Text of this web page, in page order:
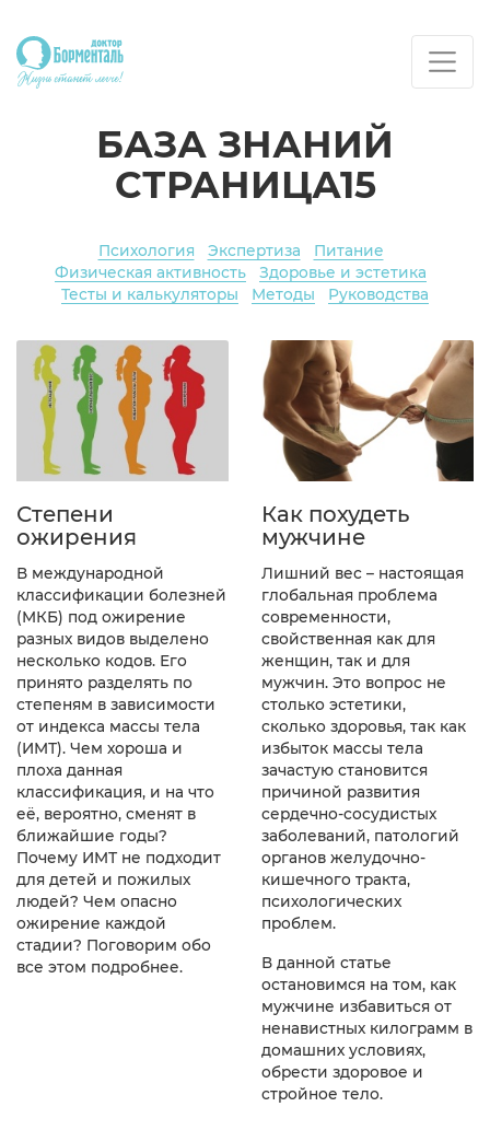
БАЗА ЗНАНИЙ
СТРАНИЦА15
Психология Экспертиза
Питание
Физическая активность
Здоровье и эстетика
Тесты и калькуляторы
Методы Руководства
Степени
ожирения
В международной
классификации болезней
(МКБ) под ожирение
разных видов выделено
несколько кодов. Его
принято разделять по
степеням в зависимости
от индекса массы тела
(ИМТ). Чем хороша и
плоха данная
классификация, и на что
её, вероятно, сменят в
ближайшие годы?
Почему ИМТ не подходит
для детей и пожилых
людей? Чем опасно
ожирение каждой
стадии? Поговорим обо
все этом подробнее.
Как похудеть
мужчине
Лишний вес – настоящая
глобальная проблема
современности,
свойственная как для
женщин, так и для
мужчин. Это вопрос не
столько эстетики,
сколько здоровья, так как
избыток массы тела
зачастую становится
причиной развития
сердечно-сосудистых
заболеваний, патологий
органов желудочно-
кишечного тракта,
психологических
проблем.
В данной статье
остановимся на том, как
мужчине избавиться от
ненавистных килограмм в
домашних условиях,
обрести здоровое и
стройное тело.